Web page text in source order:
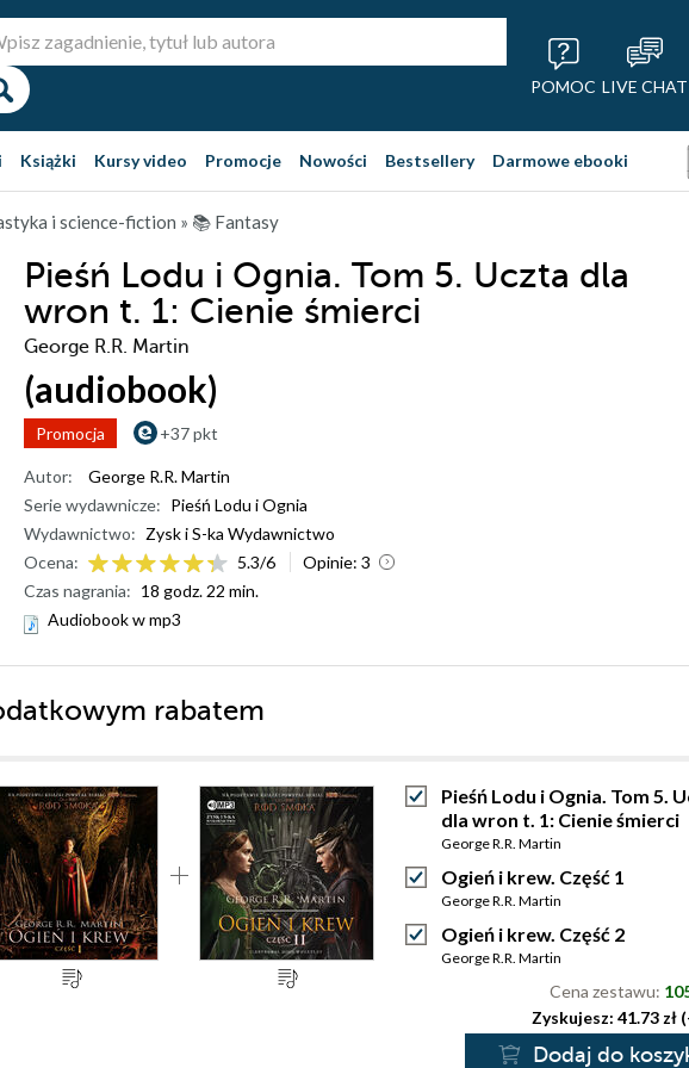
POMOC LIVE CHAT
Książki Kursy video Promocje Nowości Bestsellery Darmowe ebooki
i science-fiction » 📚 Fantasy
Pieśń Lodu i Ognia. Tom 5. Uczta dla
wron t. 1: Cienie śmierci
George R.R. Martin
(audiobook)
Promocja +37 pkt
Autor:
George R.R. Martin
Serie wydawnicze: Pieśń Lodu i Ognia
Wydawnictwo: Zysk i S-ka Wydawnictwo
Ocena:
5.3/6 Opinie: 3
Czas nagrania: 18 godz. 22 min.
Audiobook w mp3
rabatem
Pieśń Lodu i Ognia. Tom 5.
dla wron t. 1: Cienie śmierci
George R.R. Martin
Ogień i krew. Część 1
George R.R. Martin
Ogień i krew. Część 2
George R.R. Martin
Cena zestawu:
Zyskujesz: 41.73 zł
Dodaj do